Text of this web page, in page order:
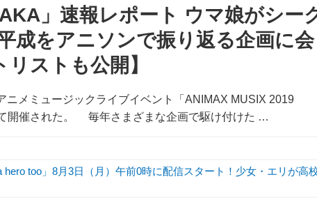
」速報レポート ウマ娘がシー
成をアニソンで振り返る企画に会
ストも公開】
メミュージックライブイベント「ANIMAX MUSIX 2019
開催された。 毎年さまざまな企画で駆け付けた …
hero too」8月3日（月）午前0時に配信スタート！少女・エリが高